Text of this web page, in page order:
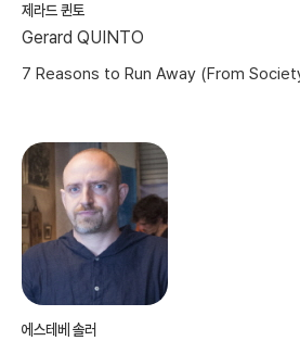
제라드 퀸토
Gerard QUINTO
7 Reasons to Run Away (From
에스테베 솔러